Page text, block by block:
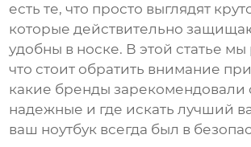
есть те, что просто выглядят
которые действительно
удобны в носке. В этой статье
что стоит обратить внимание
какие бренды зарекомендовали
надежные и где искать лучший
ваш ноутбук всегда был в